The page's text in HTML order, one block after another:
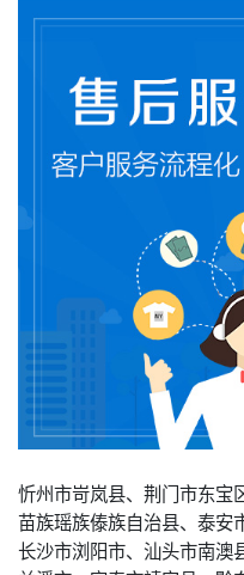
忻州市岢岚县、荆门市东宝
苗族瑶族傣族自治县、泰安
长沙市浏阳市、汕头市南澳